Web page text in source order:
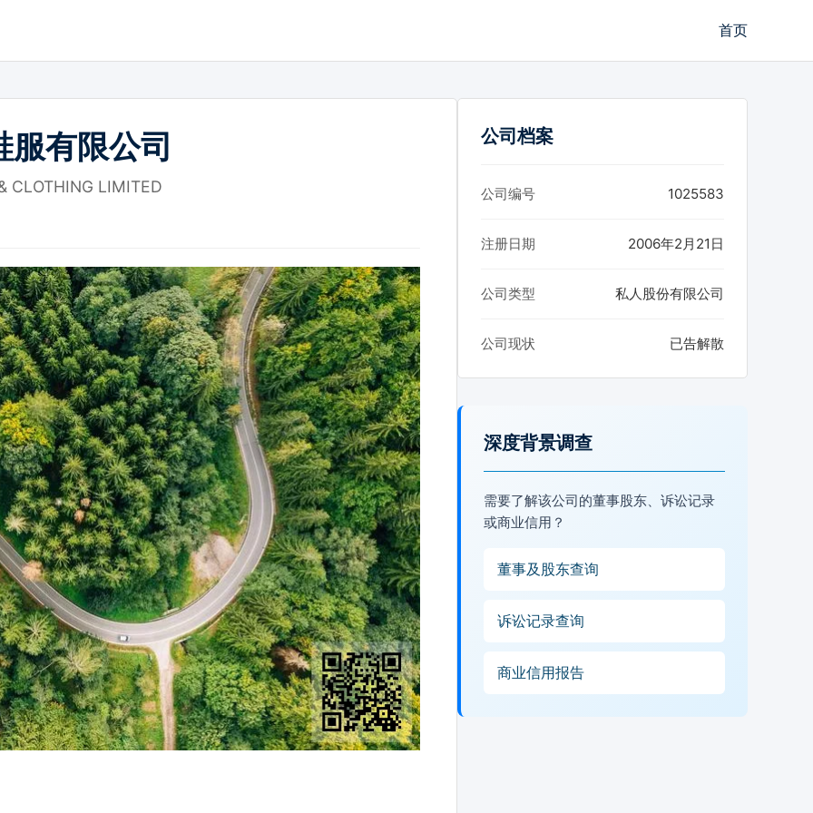
首页
有限公司
CLOTHING LIMITED
公司档案
公司编号 1025583
注册日期 2006年2月21日
公司类型 私人股份有限公司
公司现状 已告解散
深度背景调查
需要了解该公司的董事股东、诉讼记录
或商业信用？
董事及股东查询
诉讼记录查询
商业信用报告